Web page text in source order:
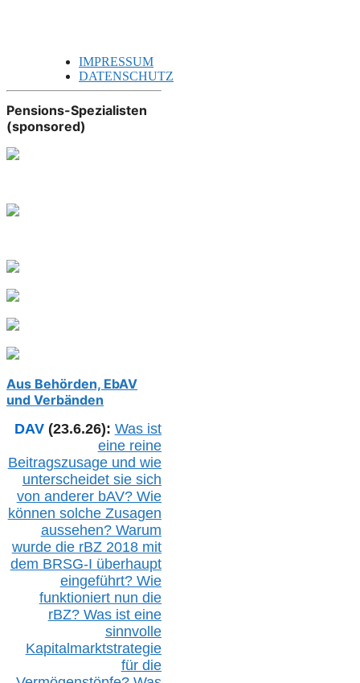
IMPRESSUM
DATENSCHUTZ
Pensions-Spezialisten
(sponsored)
Aus Behörden, EbAV
und Verbänden
DAV (23.6.26): Was ist
eine reine
Beitragszusage und wie
unterscheidet sie sich
von anderer bAV? Wie
können solche Zusagen
aussehen? Warum
wurde die rBZ2018 mit
dem BRSG-I überhaupt
eingeführt? Wie
funktioniert nun die
rBZ? Was ist eine
sinnvolle
Kapitalmarktstrategie
für die